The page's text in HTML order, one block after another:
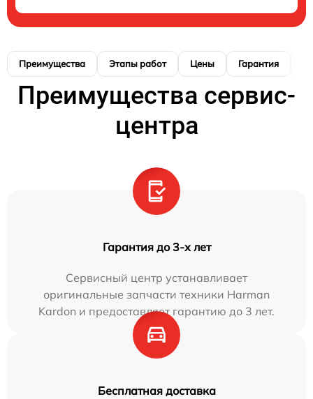
Преимущества Этапы работ Цены Гарантия
Преимущества сервис-
центра
Гарантия до 3-х лет
Сервисный центр устанавливает
оригинальные запчасти техники Harman
Kardon и предоставляет гарантию до 3 лет.
Бесплатная доставка